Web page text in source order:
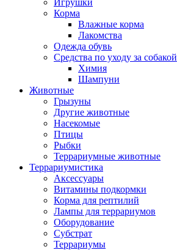
Игрушки
Корма
Влажные корма
Лакомства
Одежда обувь
Средства по уходу за собакой
Химия
Шампуни
Животные
Грызуны
Другие животные
Насекомые
Птицы
Рыбки
Террариумные животные
Террариумистика
Аксессуары
Витамины подкормки
Корма для рептилий
Лампы для террариумов
Оборудование
Субстрат
Террариумы